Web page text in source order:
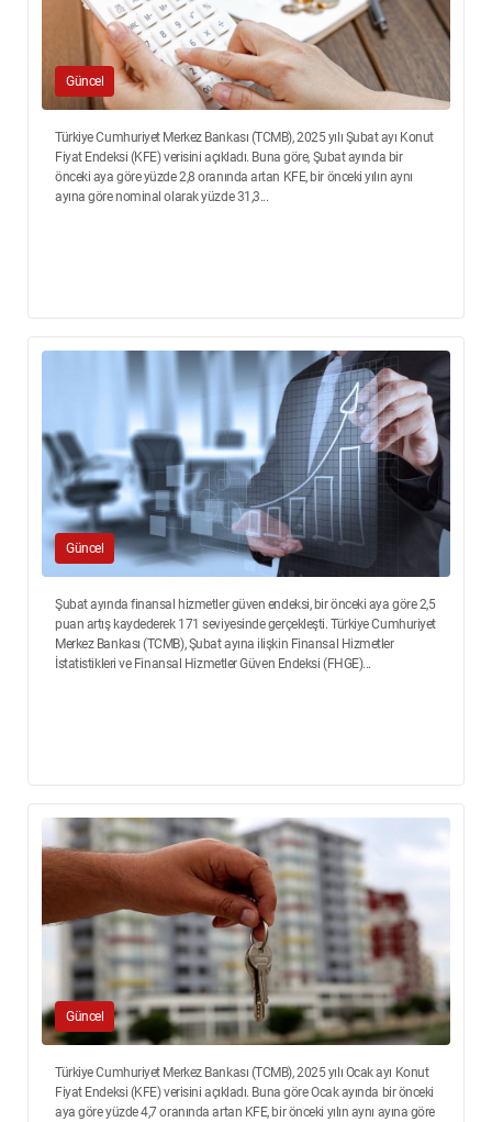
Güncel
Türkiye Cumhuriyet Merkez Bankası (TCMB), 2025 yılı Şubat ayı Konut
Fiyat Endeksi (KFE) verisini açıkladı. Buna göre, Şubat ayında bir
önceki aya göre yüzde 2,8 oranında artan KFE, bir önceki yılın aynı
ayına göre nominal olarak yüzde 31,3...
Güncel
Şubat ayında finansal hizmetler güven endeksi, bir önceki aya göre 2,5
puan artış kaydederek 171 seviyesinde gerçekleşti. Türkiye Cumhuriyet
Merkez Bankası (TCMB), Şubat ayına ilişkin Finansal Hizmetler
İstatistikleri ve Finansal Hizmetler Güven Endeksi (FHGE)...
Güncel
Türkiye Cumhuriyet Merkez Bankası (TCMB), 2025 yılı Ocak ayı Konut
Fiyat Endeksi (KFE) verisini açıkladı. Buna göre Ocak ayında bir önceki
aya göre yüzde 4,7 oranında artan KFE, bir önceki yılın aynı ayına göre